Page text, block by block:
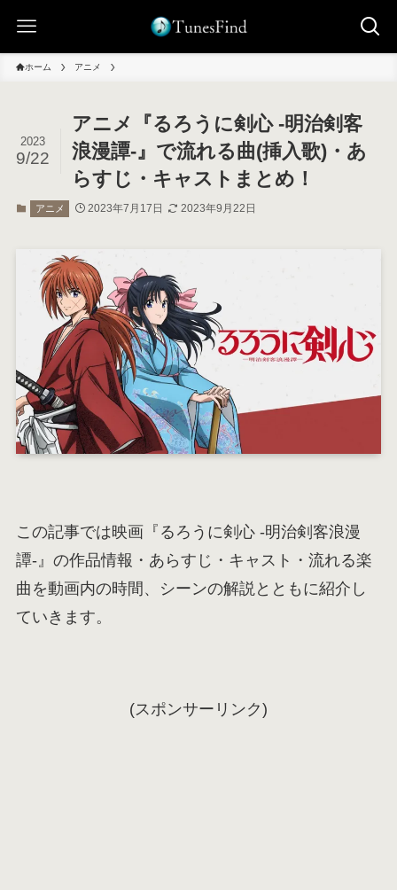
ホーム アニメ
アニメ『るろうに剣心 -明治剣客
浪漫譚-』で流れる曲(挿入歌)・あ
らすじ・キャストまとめ！
2023
9/22
アニメ 2023年7月17日 2023年9月22日
この記事では映画『るろうに剣心 -明治剣客浪漫
譚-』の作品情報・あらすじ・キャスト・流れる楽
曲を動画内の時間、シーンの解説とともに紹介し
ていきます。
(スポンサーリンク)